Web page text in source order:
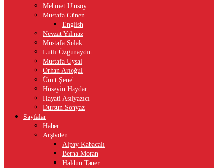
Mehmet Ulusoy
Mustafa Günen
English
Nevzat Yılmaz
Mustafa Solak
Lütfi Özgünaydın
Mustafa Uysal
Orhan Arıoğul
Ümit Şenel
Hüseyin Haydar
Hayati Asılyazıcı
Dursun Sonyaz
Sayfalar
Haber
Arşivden
Alpay Kabacalı
Berna Moran
Haldun Taner